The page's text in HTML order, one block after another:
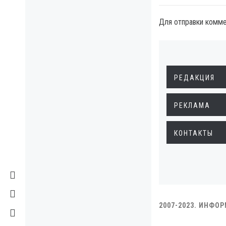
Для отправки
РЕДАКЦИЯ
РЕКЛАМА
КОНТАКТЫ
2007-2023.